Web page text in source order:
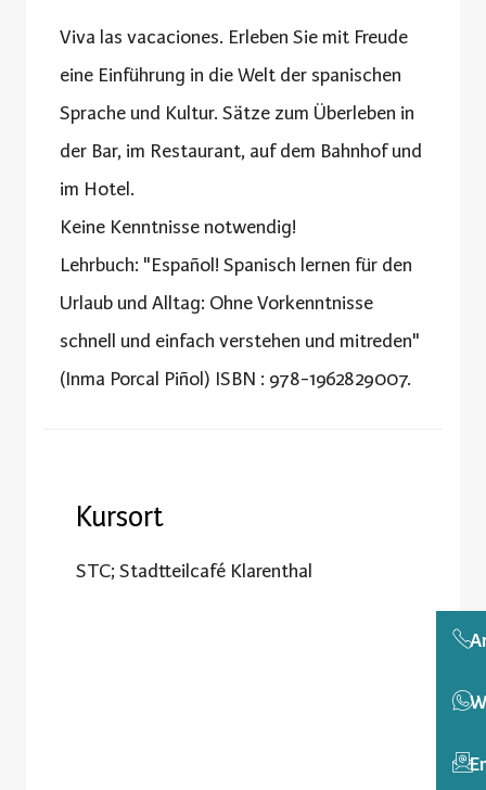
Viva las vacaciones. Erleben Sie mit Freude
eine Einführung in die Welt der spanischen
Sprache und Kultur. Sätze zum Überleben in
der Bar, im Restaurant, auf dem Bahnhof und
im Hotel.
Keine Kenntnisse notwendig!
Lehrbuch: "Español! Spanisch lernen für den
Urlaub und Alltag: Ohne Vorkenntnisse
schnell und einfach verstehen und mitreden"
(Inma Porcal Piñol) ISBN : 978-1962829007.
Kursort
STC; Stadtteilcafé Klarenthal